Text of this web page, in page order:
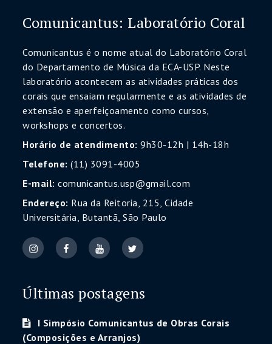
Comunicantus: Laboratório Coral
Comunicantus é o nome atual do Laboratório Coral
do Departamento de Música da ECA-USP. Neste
laboratório acontecem as atividades práticas dos
corais que ensaiam regularmente e as atividades de
extensão e aperfeiçoamento como cursos,
workshops e concertos.
Horário de atendimento: 9h30-12h | 14h-18h
Telefone: (11) 3091-4005
E-mail: comunicantus.usp@gmail.com
Endereço: Rua da Reitoria, 215, Cidade
Universitária, Butantã, São Paulo
Últimas postagens
I Simpósio Comunicantus de Obras Corais
(Composições e Arranjos)